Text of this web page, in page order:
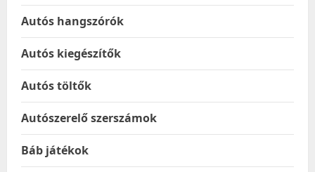
Autós hangszórók
Autós kiegészítők
Autós töltők
Autószerelő szerszámok
Báb játékok